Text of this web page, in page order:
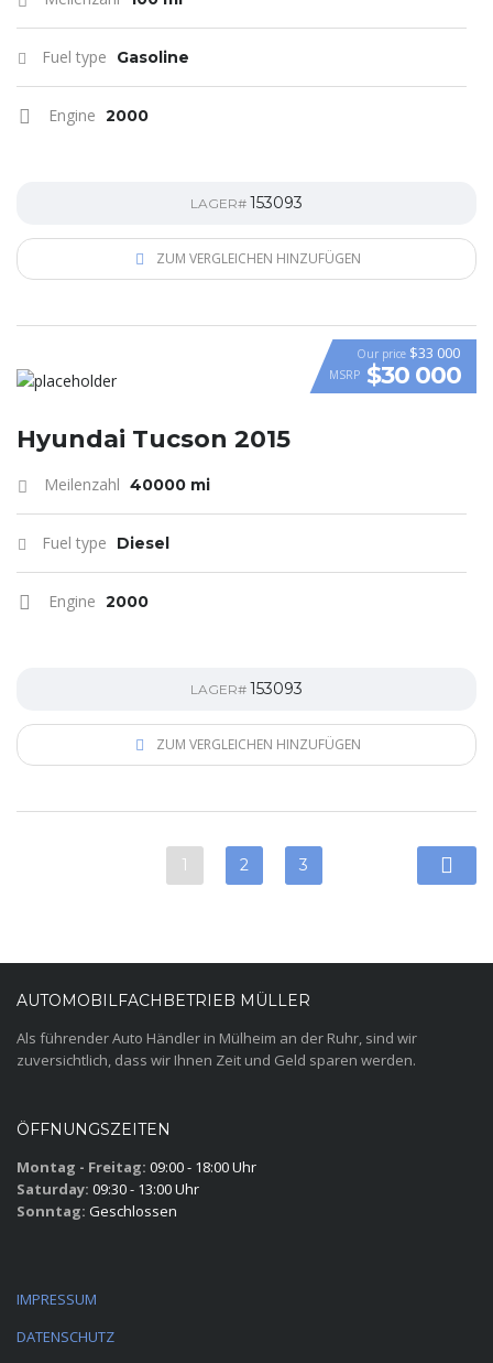
Fuel type Gasoline
Engine 2000
LAGER# 153093
ZUM VERGLEICHEN HINZUFÜGEN
VIDEO
Our price $33 000
MSRP $30 000
Hyundai Tucson 2015
Meilenzahl 40000 mi
Fuel type Diesel
Engine 2000
LAGER# 153093
ZUM VERGLEICHEN HINZUFÜGEN
1 2 3
AUTOMOBILFACHBETRIEB MÜLLER
Als führender Auto Händler in Mülheim an der Ruhr, sind wir
zuversichtlich, dass wir Ihnen Zeit und Geld sparen werden.
ÖFFNUNGSZEITEN
Montag - Freitag: 09:00 - 18:00 Uhr
Saturday: 09:30 - 13:00 Uhr
Sonntag: Geschlossen
IMPRESSUM
DATENSCHUTZ